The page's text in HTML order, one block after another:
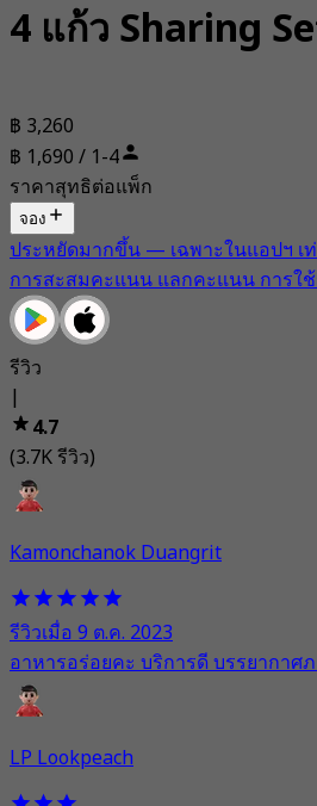
4 แก้ว Sharing
฿ 3,260
฿ 1,690 / 1-4
ราคาสุทธิต่อแพ็ก
จอง
ประหยัดมากขึ้น — เฉพาะในแอปฯ เ
การสะสมคะแนน แลกคะแนน การใ
รีวิว
|
4.7
(3.7K รีวิว)
Kamonchanok Duangrit
รีวิวเมื่อ 9 ต.ค. 2023
อาหารอร่อยคะ บริการดี บรรยากาศ
LP Lookpeach